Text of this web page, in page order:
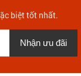
biệt tốt nhất.
Nhận ưu đãi